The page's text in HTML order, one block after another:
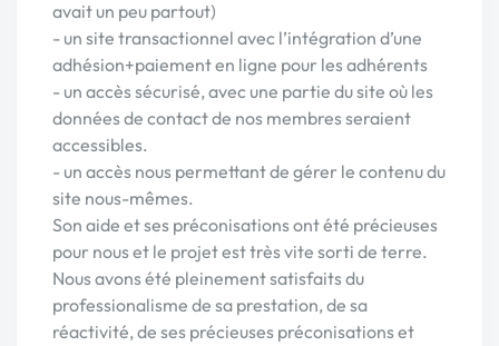
avait un peu partout)
- un site transactionnel avec l’intégration d’une
adhésion+paiement en ligne pour les adhérents
- un accès sécurisé, avec une partie du site où les
données de contact de nos membres seraient
accessibles.
- un accès nous permettant de gérer le contenu du
site nous-mêmes.
Son aide et ses préconisations ont été précieuses
pour nous et le projet est très vite sorti de terre.
Nous avons été pleinement satisfaits du
professionalisme de sa prestation, de sa
réactivité, de ses précieuses préconisations et